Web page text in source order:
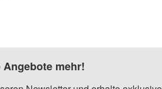
mehr!